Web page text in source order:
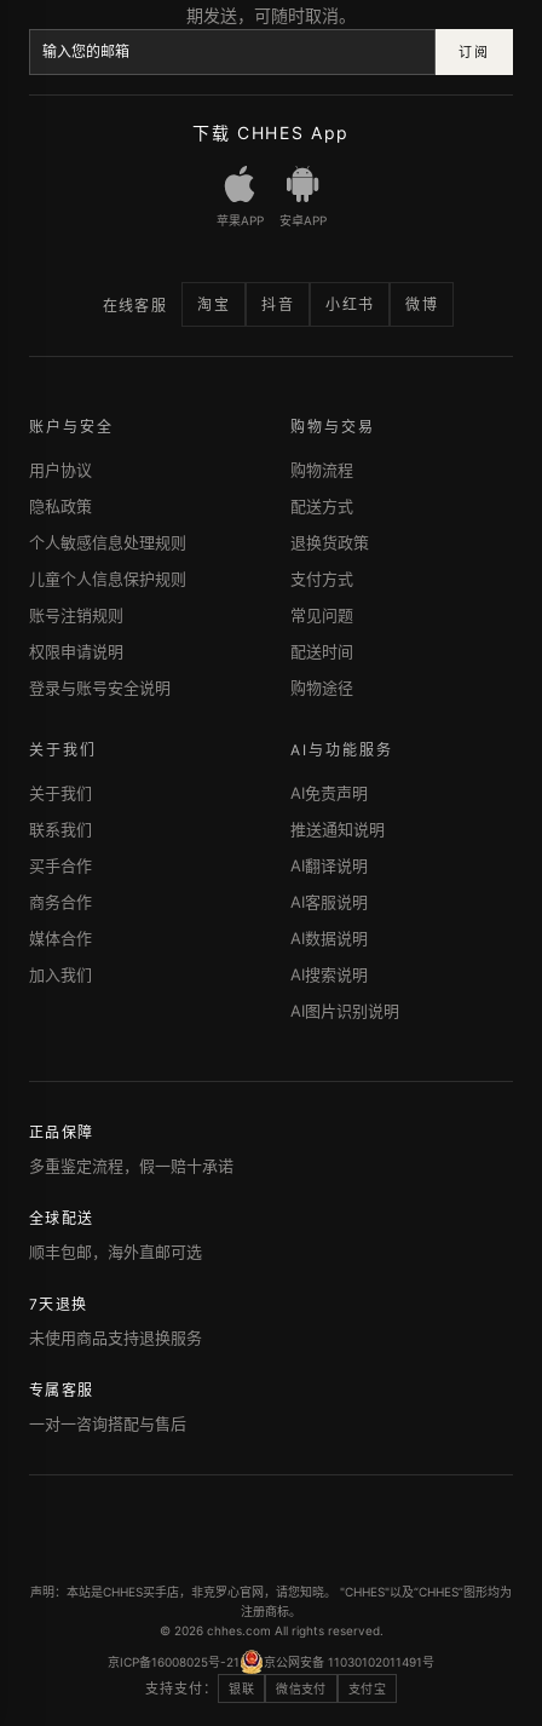
期发送，可随时取消。
订阅
下载 CHHES App
苹果APP 安卓APP
在线客服 淘宝 抖音 小红书 微博
账户与安全
用户协议
隐私政策
个人敏感信息处理规则
儿童个人信息保护规则
账号注销规则
权限申请说明
登录与账号安全说明
购物与交易
购物流程
配送方式
退换货政策
支付方式
常见问题
配送时间
购物途径
关于我们
关于我们
联系我们
买手合作
商务合作
媒体合作
加入我们
AI与功能服务
AI免责声明
推送通知说明
AI翻译说明
AI客服说明
AI数据说明
AI搜索说明
AI图片识别说明
正品保障
多重鉴定流程，假一赔十承诺
全球配送
顺丰包邮，海外直邮可选
7天退换
未使用商品支持退换服务
专属客服
一对一咨询搭配与售后
声明：本站是CHHES买手店，非克罗心官网，请您知晓。 "CHHES"以及“CHHES”图形均为
注册商标。
© 2026 chhes.com All rights reserved.
京ICP备16008025号-21 京公网安备 11030102011491号
支持支付： 银联 微信支付 支付宝